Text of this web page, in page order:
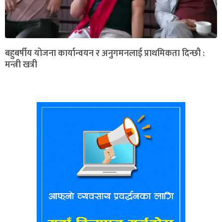
बहुबर्षीय योजना कार्यान्वयन र अनुगमनलाई प्राथमिकता दिन्छौ :
मन्त्री खत्री